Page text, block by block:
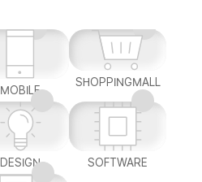
MOBILE
SHOPPINGMALL
DESIGN
SOFTWARE